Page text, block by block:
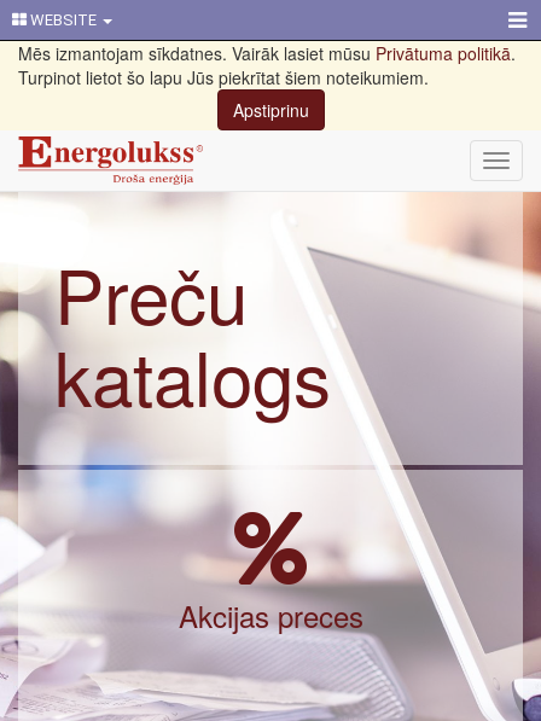
WEBSITE
Mēs izmantojam sīkdatnes. Vairāk lasiet mūsu Privātuma politikā.
Turpinot lietot šo lapu Jūs piekrītat šiem noteikumiem.
Apstiprinu
Preču
katalogs
Akcijas preces